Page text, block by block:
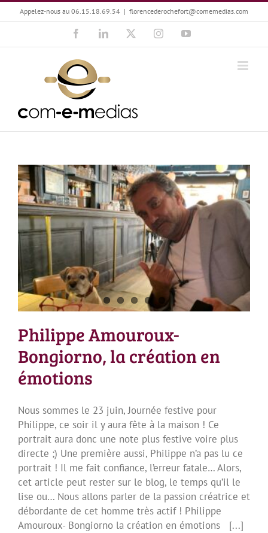
Passer
au
Appelez-nous au 06.15.18.69.54 | florencederochefort@comemedias.com
FacebookLinkedIn InstagramYouTube
Philippe Amouroux-Bongiorno, la création en émotions
Philippe Amouroux-
Bongiorno, la création en
émotions
Nous sommes le 23 juin, Journée festive pour
Philippe, ce soir il y aura fête à la maison ! Ce
portrait aura donc une note plus festive voire plus
directe ;) Une première aussi, Philippe n’a pas lu ce
portrait ! Il me fait confiance, l’erreur fatale… Alors,
cet article peut rester sur le blog, le temps qu’il le
lise ou… Nous allons parler de la passion créatrice et
débordante de cet homme très actif ! Philippe
Amouroux- Bongiorno la création en émotions [...]